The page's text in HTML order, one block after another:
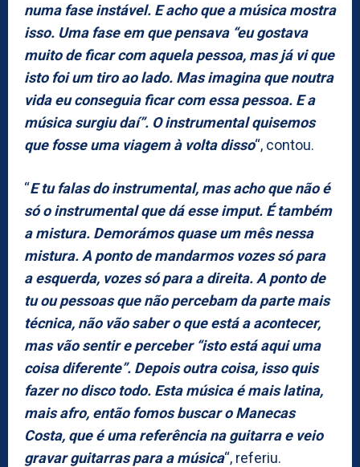
numa fase instável. E acho que a música mostra
isso. Uma fase em que pensava “eu gostava
muito de ficar com aquela pessoa, mas já vi que
isto foi um tiro ao lado. Mas imagina que noutra
vida eu conseguia ficar com essa pessoa. E a
música surgiu daí”. O instrumental quisemos
que fosse uma viagem à volta disso“, contou.
“E tu falas do instrumental, mas acho que não é
só o instrumental que dá esse imput. É também
a mistura. Demorámos quase um mês nessa
mistura. A ponto de mandarmos vozes só para
a esquerda, vozes só para a direita. A ponto de
tu ou pessoas que não percebam da parte mais
técnica, não vão saber o que está a acontecer,
mas vão sentir e perceber “isto está aqui uma
coisa diferente”. Depois outra coisa, isso quis
fazer no disco todo. Esta música é mais latina,
mais afro, então fomos buscar o Manecas
Costa, que é uma referência na guitarra e veio
gravar guitarras para a música“, referiu.